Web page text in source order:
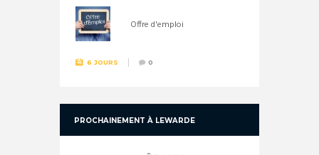
Offre d'emploi
6 JOURS 0
PROCHAINEMENT À LEWARDE